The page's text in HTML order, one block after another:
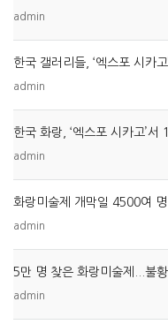
admin
한국 갤러리들, ‘엑스포 시카
admin
한국 화랑, ‘엑스포 시카고’
admin
화랑미술제 개막일 4500여
admin
5만 명 찾은 화랑미술제...불
admin